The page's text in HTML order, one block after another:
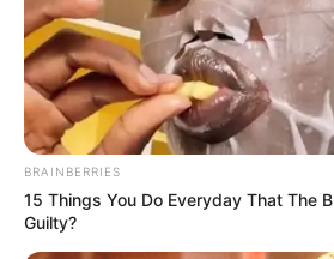
BRAINBERRIES
15 Things You Do Everyday That The
Guilty?